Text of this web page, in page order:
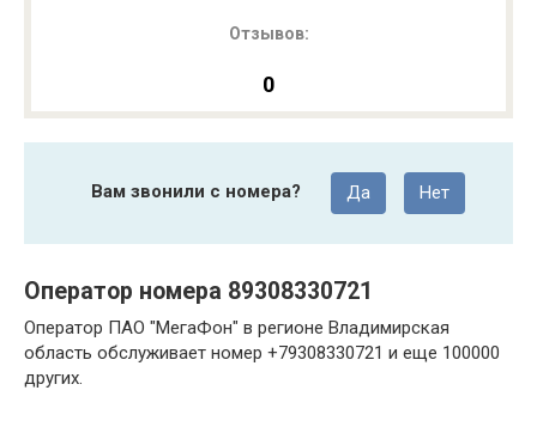
Отзывов:
0
Вам звонили с номера? Да Нет
Оператор номера 89308330721
Оператор ПАО "МегаФон" в регионе Владимирская
область обслуживает номер +79308330721 и еще 100000
других.